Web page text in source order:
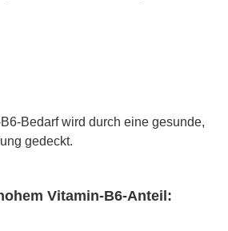
Bedarf wird durch eine gesunde,
gedeckt.
Vitamin-B6-Anteil: